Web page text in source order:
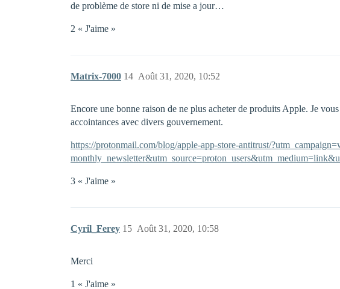
de problème de store ni de mise a jour…
2 « J'aime »
Matrix-7000 Août 31, 2020, 10:52
14
Encore une bonne raison de ne plus acheter de produits Apple. Je
accointances avec divers gouvernement.
https://protonmail.com/blog/apple-app-store-antitrust/
3 « J'aime »
Cyril_Ferey Août 31, 2020, 10:58
15
Merci
1 « J'aime »